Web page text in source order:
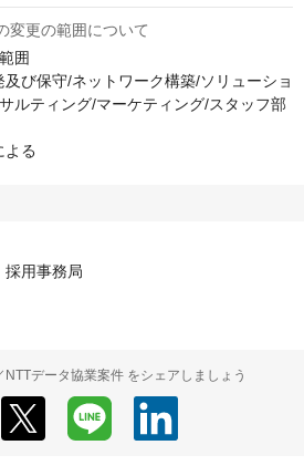
変更の範囲について
囲
び保守/ネットワーク構築/ソリューショ
ルティング/マーケティング/スタッフ部
る
用事務局
NTTデータ協業案件 をシェアしましょう